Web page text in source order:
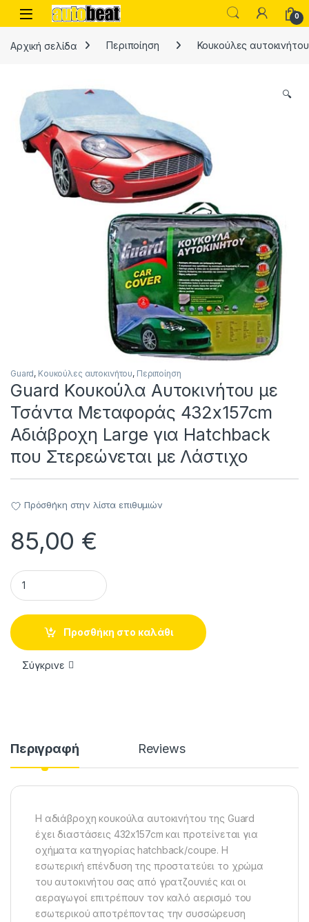
Skip to navigation
Skip to content
Open 0
Αρχική σελίδα Περιποίηση Κουκούλες αυτοκινήτου
🔍
Guard, Κουκούλες αυτοκινήτου, Περιποίηση
Guard Κουκούλα Αυτοκινήτου με
Τσάντα Μεταφοράς 432x157cm
Αδιάβροχη Large για Hatchback
που Στερεώνεται με Λάστιχο
Πρόσθήκη στην λίστα επιθυμιών
85,00 €
Guard Κουκούλα Αυτοκινήτου με Τσάντα Μεταφοράς
Προσθήκη στο καλάθι
Σύγκρινε
Περιγραφή Reviews
Η αδιάβροχη κουκούλα αυτοκινήτου της Guard
έχει διαστάσεις 432x157cm και προτείνεται για
οχήματα κατηγορίας hatchback/coupe. Η
εσωτερική επένδυση της προστατεύει το χρώμα
του αυτοκινήτου σας από γρατζουνιές και οι
αεραγωγοί επιτρέπουν τον καλό αερισμό του
εσωτερικού αποτρέποντας την συσσώρευση